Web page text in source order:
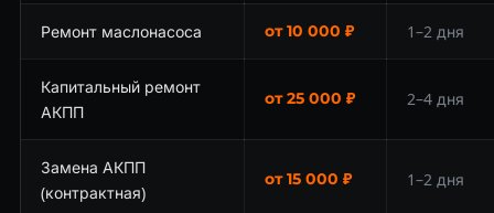
Ремонт маслонасоса от 10 000 ₽ 1–2 дня
Капитальный ремонт
АКПП
от 25 000 ₽ 2–4 дня
Замена АКПП
(контрактная)
от 15 000 ₽ 1–2 дня